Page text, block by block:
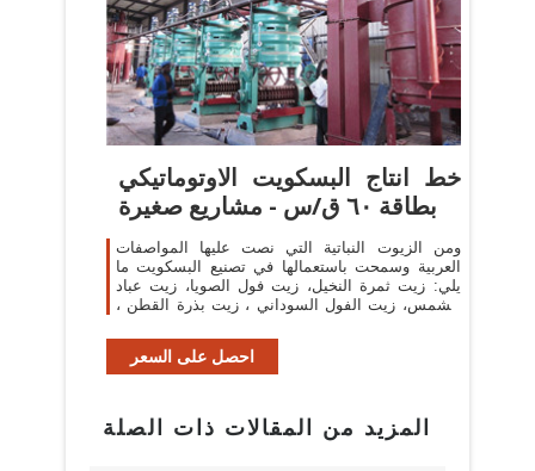
خط انتاج البسكويت الاوتوماتيكي
بطاقة ٦٠ ق/س - مشاريع صغيرة
ومن الزيوت النباتية التي نصت عليها المواصفات
العربية وسمحت باستعمالها في تصنيع البسكويت ما
يلي: زيت ثمرة النخيل، زيت فول الصويا، زيت عباد
الشمس، زيت الفول السوداني ، زيت بذرة القطن ،
احصل على السعر
المزيد من المقالات ذات الصلة